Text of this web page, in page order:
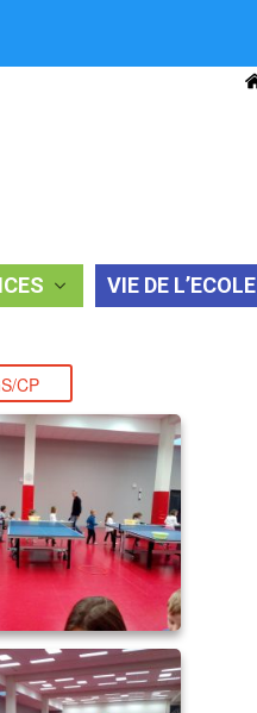
VIE DE L’ECOLE
DE GS/CP
CP